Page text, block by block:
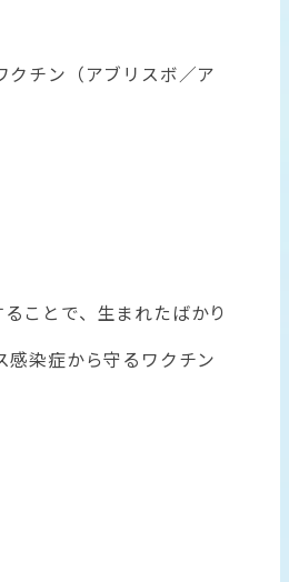
チン（アブリスボ／ア
ことで、生まれたばかり
感染症から守るワクチン